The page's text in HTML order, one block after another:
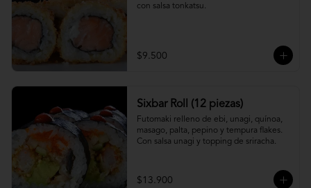
con salsa tonkatsu.
$9.500
Sixbar Roll (12 piezas)
Futomaki relleno de ebi, unagi, quínoa,
masago, palta, pepino y tempura flakes.
Con salsa unagi y topping de sriracha.
$13.900